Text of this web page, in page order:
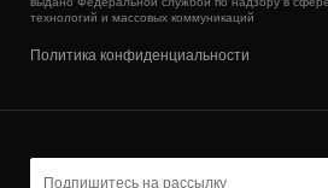
технологий и массовых коммуникаций
Политика конфиденциальности